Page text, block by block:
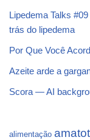
Lipedema Talks
trás do lipedema
Por Que Você
Azeite arde a
Scora — AI
alimentação